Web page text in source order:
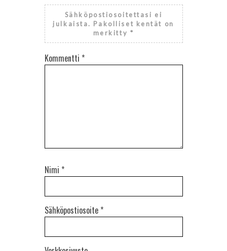
Sähköpostiosoitettasi ei
julkaista. Pakolliset kentät on
merkitty *
Kommentti *
Nimi *
Sähköpostiosoite *